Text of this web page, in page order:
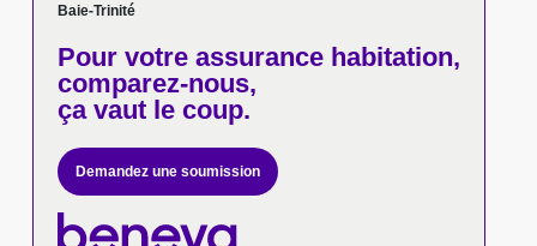
Baie-Trinité
Pour votreassurance habitation,
comparez-nous,
ça vaut le coup.
Demandez une soumission